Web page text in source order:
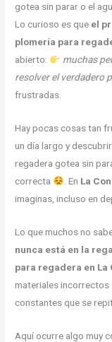
gotea sin parar o el
Lo curioso es que el
plomería para
abierto:
muchas
resolver el verdadero
frustradas.
Hay pocas cosas tan
un día largo y
regadera gotea sin
correcta
. En La
imaginas, incluso en
Lo que muchos no
nunca está en la
para regadera en La
materiales
constantes que se
Aquí ocurre algo muy